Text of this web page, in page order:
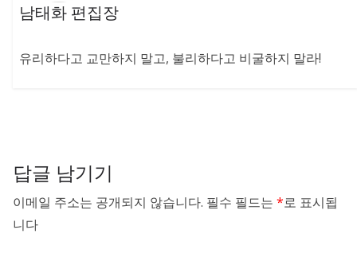
남태화 편집장
유리하다고 교만하지 말고, 불리하다고 비굴하지 말라!
답글 남기기
이메일 주소는 공개되지 않습니다. 필수 필드는 *로 표시됩
니다